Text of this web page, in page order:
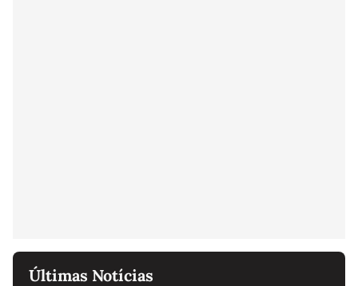
Últimas Notícias